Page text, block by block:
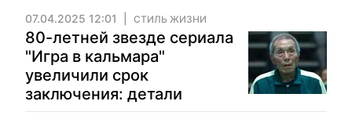
07.04.2025 12:01 СТИЛЬ ЖИЗНИ
80-летней звезде сериала
"Игра в кальмара"
увеличили срок
заключения: детали